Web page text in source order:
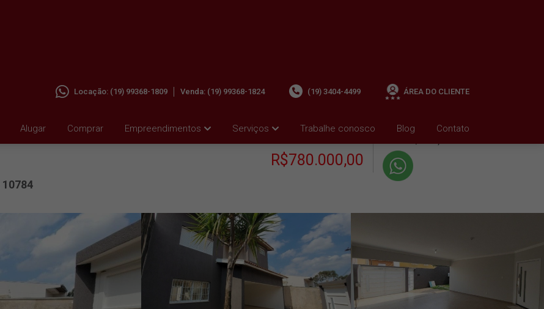
Alugar Comprar Empreendimentos Serviços Trabalhe conosco Blog Contato
Locação: (19) 99368-1809 Venda: (19) 99368-1824 (19) 3404-4499 ÁREA DO CLIENTE
10784
R$780.000,00
+ Condomínio R$0,00